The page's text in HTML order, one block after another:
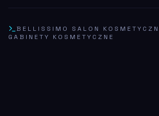
BELLISSIMO SALON
GABINETY KOSMETYCZNE